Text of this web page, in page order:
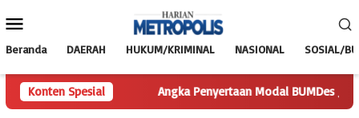
ke
Mobile
Beranda DAERAH HUKUM/KRIMINAL NASIONAL SOSIAL/
Konten Spesial
Pertanyaan Angka Penyertaan Modal BUMDes Jadi